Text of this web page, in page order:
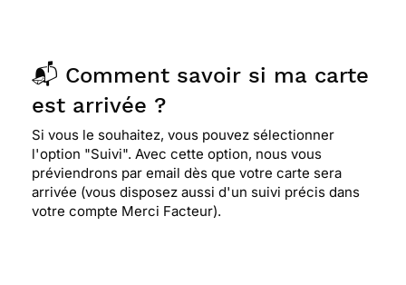
📬 Comment savoir si ma carte
est arrivée ?
Si vous le souhaitez, vous pouvez sélectionner
l'option "Suivi". Avec cette option, nous vous
préviendrons par email dès que votre carte sera
arrivée (vous disposez aussi d'un suivi précis dans
votre compte Merci Facteur).